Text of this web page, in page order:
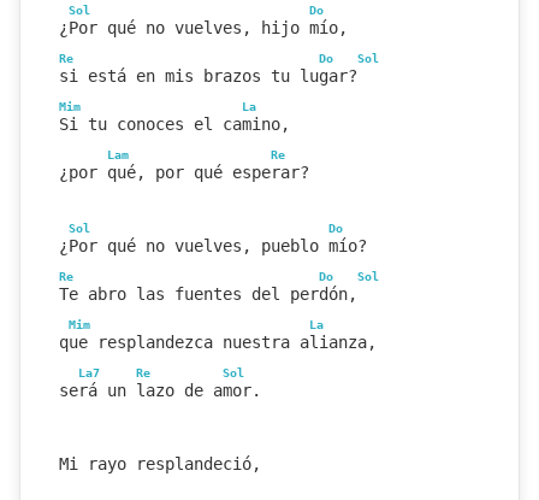
Sol Do
¿Por qué no vuelves, hijo mío,
Re Do Sol
si está en mis brazos tu lugar?
Mim La
Si tu conoces el camino,
Lam Re
¿por qué, por qué esperar?
Sol Do
¿Por qué no vuelves, pueblo mío?
Re Do Sol
Te abro las fuentes del perdón,
Mim La
que resplandezca nuestra alianza,
La7 Re Sol
será un lazo de amor.
Mi rayo resplandeció,